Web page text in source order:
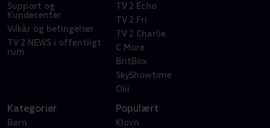
Support og
Kundecenter
Vilkår og betingelser
TV 2 NEWS i offentligt
rum
TV 2 Echo
TV 2 Fri
TV 2 Charlie
C More
BritBox
SkyShowtime
Oiii
Kategorier
Børn
Populært
Klovn